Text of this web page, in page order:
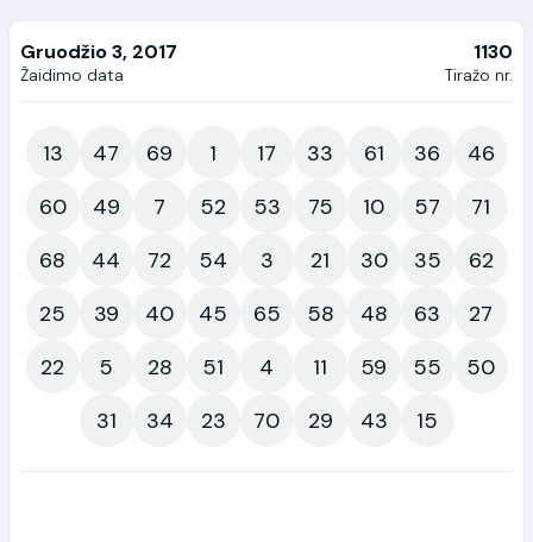
Gruodžio 3, 2017
Žaidimo data
1130
Tiražo nr.
13 47 69 1 17 33 61 36
46
60
49 7 52 53 75 10 57
71
68
44 72 54 3 21 30 35
62
25
39 40 45 65 58 48 63
27
22
5 28 51 4 11 59 55
50
31
34 23 70 29 43 15